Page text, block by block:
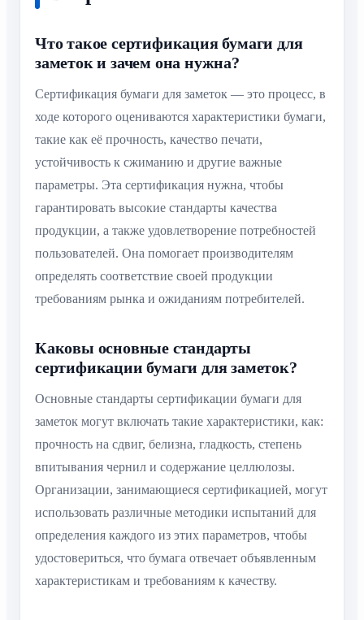
Что такое сертификация бумаги для
заметок и зачем она нужна?
Сертификация бумаги для заметок — это процесс, в
ходе которого оцениваются характеристики бумаги,
такие как её прочность, качество печати,
устойчивость к сжиманию и другие важные
параметры. Эта сертификация нужна, чтобы
гарантировать высокие стандарты качества
продукции, а также удовлетворение потребностей
пользователей. Она помогает производителям
определять соответствие своей продукции
требованиям рынка и ожиданиям потребителей.
Каковы основные стандарты
сертификации бумаги для заметок?
Основные стандарты сертификации бумаги для
заметок могут включать такие характеристики, как:
прочность на сдвиг, белизна, гладкость, степень
впитывания чернил и содержание целлюлозы.
Организации, занимающиеся сертификацией, могут
использовать различные методики испытаний для
определения каждого из этих параметров, чтобы
удостовериться, что бумага отвечает объявленным
характеристикам и требованиям к качеству.